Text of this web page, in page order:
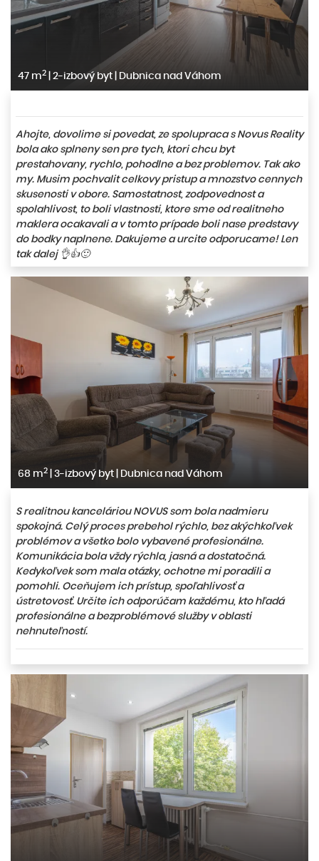
47 m2 |2-izbový byt| Dubnica nad Váhom
Ahojte, dovolime si povedat, ze spolupraca s Novus Reality
bola ako splneny sen pre tych, ktori chcu byt
prestahovany, rychlo, pohodlne a bez problemov. Tak ako
my. Musim pochvalit celkovy pristup a mnozstvo cennych
skusenosti v obore. Samostatnost, zodpovednost a
spolahlivost, to boli vlastnosti, ktore sme od realitneho
maklera ocakavali a v tomto prípade boli nase predstavy
do bodky naplnene. Dakujeme a urcite odporucame! Len
tak dalej 👌👍🙂
68 m2 |3-izbový byt| Dubnica nad Váhom
S realitnou kanceláriou NOVUS som bola nadmieru
spokojná. Celý proces prebehol rýchlo, bez akýchkoľvek
problémov a všetko bolo vybavené profesionálne.
Komunikácia bola vždy rýchla, jasná a dostatočná.
Kedykoľvek som mala otázky, ochotne mi poradili a
pomohli. Oceňujem ich prístup, spoľahlivosť a
ústretovosť. Určite ich odporúčam každému, kto hľadá
profesionálne a bezproblémové služby v oblasti
nehnuteľností.